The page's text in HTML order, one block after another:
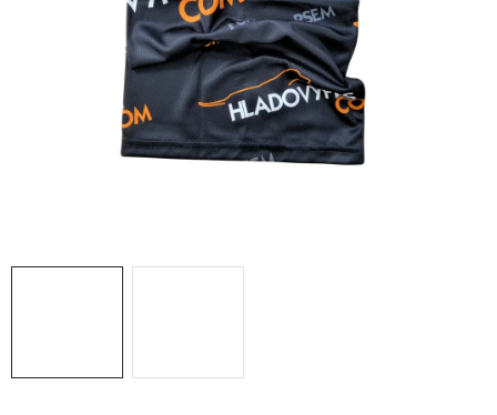
Výměna, vrácení a reklamace
FAQ